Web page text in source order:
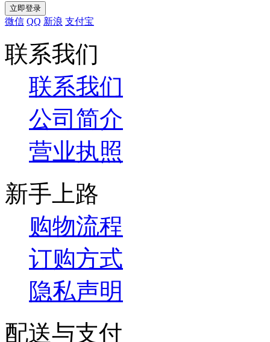
微信 QQ 新浪 支付宝
联系我们
联系我们
公司简介
营业执照
新手上路
购物流程
订购方式
隐私声明
配送与支付